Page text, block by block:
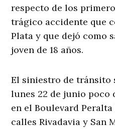
respecto de los
trágico accidente que
Plata y que dejó como
joven de 18 años.
El siniestro de tránsito
lunes 22 de junio poco
en el Boulevard Peralta
calles Rivadavia y San